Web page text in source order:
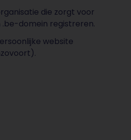
die zorgt voor
.be-domein registreren.
website